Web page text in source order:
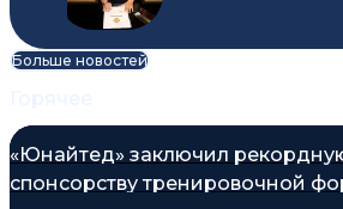
Больше новостей
«Юнайтед» заключил
спонсорству тренировочной